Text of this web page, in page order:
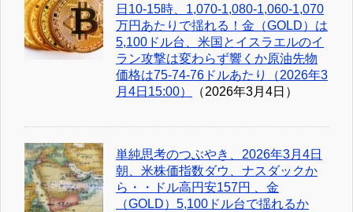
日10-15時、1,070-1,080-1,060-1,070
万円あたりで揺れる！金（GOLD）は
5,100ドル台、米国とイスラエルのイ
ラン攻撃は変わらず響くか原油先物
価格は75-74-76ドルあたり（2026年3
月4日15:00）
（2026年3月4日）
単純思考のつぶやき、2026年3月4日
朝、米株価指数ダウ、ナスダックか
ら・・ドル高円安157円 、金
（GOLD）5,100ドル台で揺れるか